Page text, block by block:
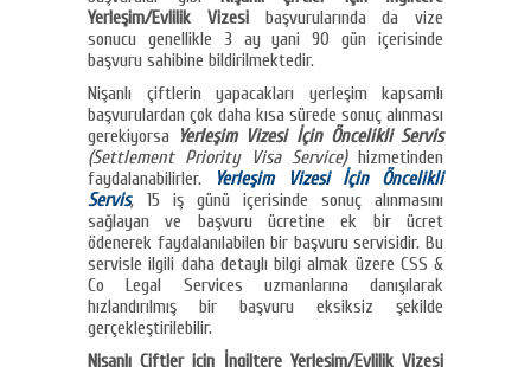
Yerleşim/Evlilik Vizesi başvurularında da vize
sonucu genellikle 3 ay yani 90 gün içerisinde
başvuru sahibine bildirilmektedir.
Nişanlı çiftlerin yapacakları yerleşim kapsamlı
başvurulardan çok daha kısa sürede sonuç alınması
gerekiyorsa
Yerleşim Vizesi İçin Öncelikli Servis
(Settlement Priority Visa Service) hizmetinden
faydalanabilirler. Yerleşim Vizesi İçin Öncelikli
Servis, 15 iş günü içerisinde sonuç alınmasını
sağlayan ve başvuru ücretine ek bir ücret
ödenerek faydalanılabilen bir başvuru servisidir. Bu
servisle ilgili daha detaylı bilgi almak üzere CSS &
Co Legal Services uzmanlarına danışılarak
hızlandırılmış bir başvuru eksiksiz şekilde
gerçekleştirilebilir.
Nişanlı Çiftler için İngiltere Yerleşim/Evlilik Vizesi